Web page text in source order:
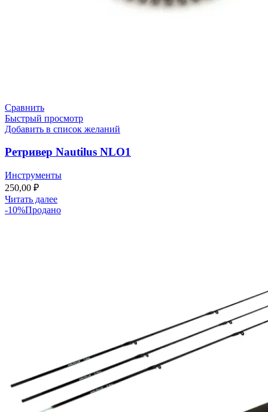
Сравнить
Быстрый просмотр
Добавить в список желаний
Ретривер Nautilus NLO1
Инструменты
250,00 ₽
Читать далее
-10%Продано